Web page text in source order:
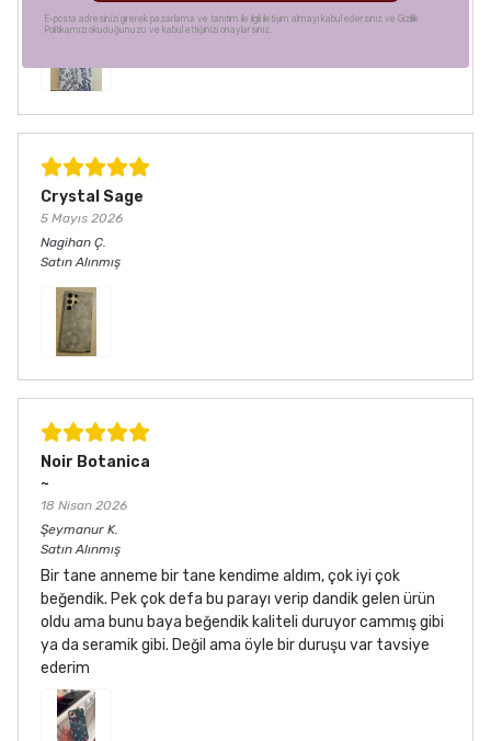
Crystal Sage
5 Mayıs 2026
Nagihan Ç.
Satın Alınmış
Noir Botanica
~
18 Nisan 2026
Şeymanur K.
Satın Alınmış
Bir tane anneme bir tane kendime aldım, çok iyi çok
beğendik. Pek çok defa bu parayı verip dandik gelen ürün
oldu ama bunu baya beğendik kaliteli duruyor cammış gibi
ya da seramik gibi. Değil ama öyle bir duruşu var tavsiye
ederim
E-posta adresinizi girerek pazarlama ve tanıtım ile ilgili iletişim almayı kabul edersiniz ve Gizlilik
Politikamızı okuduğunuzu ve kabul ettiğinizi onaylarsınız.